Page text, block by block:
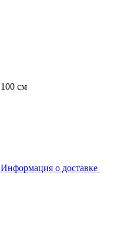
100 см
Информация о доставке